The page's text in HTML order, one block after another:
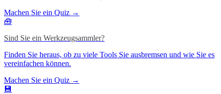
Machen Sie ein Quiz →
🧰
Sind Sie ein Werkzeugsammler?
Finden Sie heraus, ob zu viele Tools Sie ausbremsen und wie Sie es
vereinfachen können.
Machen Sie ein Quiz →
💾